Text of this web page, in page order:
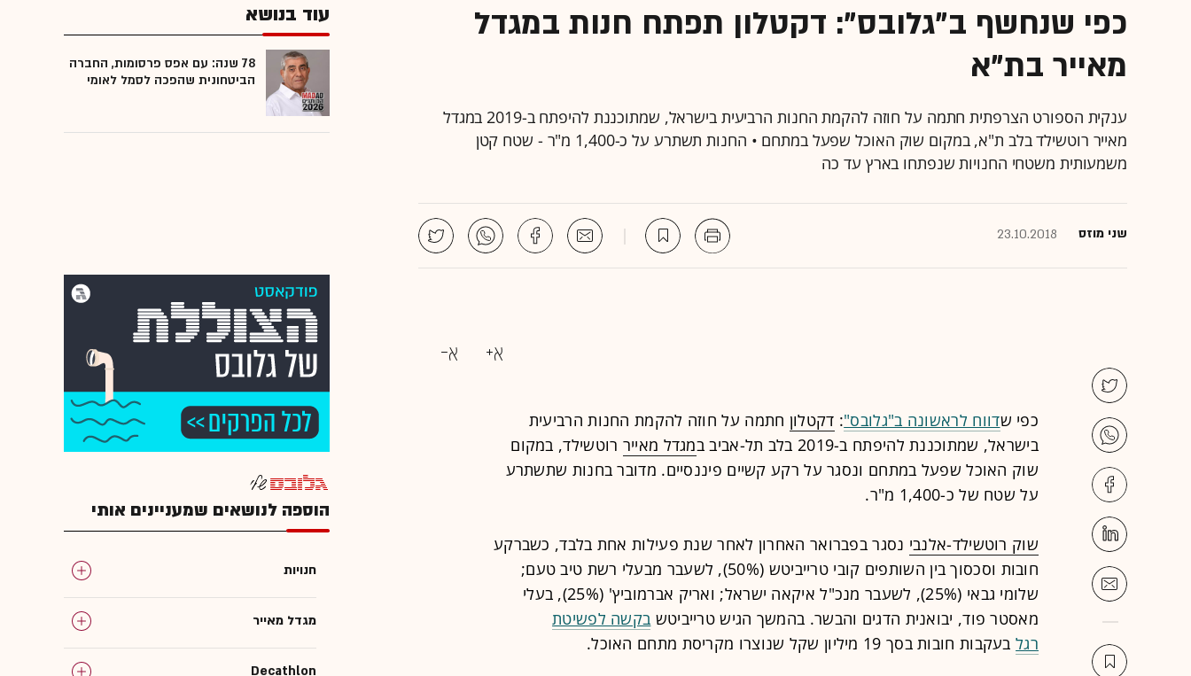
כפי שנחשף ב"גלובס": דקטלון תפתח חנות במגדל
מאייר בת"א
ענקית הספורט הצרפתית חתמה על חוזה להקמת החנות הרביעית בישראל, שמתוכננת להיפתח ב-2019 במגדל
מאייר רוטשילד בלב ת"א, במקום שוק האוכל שפעל במתחם • החנות תשתרע על כ-1,400 מ"ר - שטח קטן
משמעותית משטחי החנויות שנפתחו בארץ עד כה
שני מוזס 23.10.2018
כפי שדווח לראשונה ב"גלובס": דקטלון חתמה על חוזה להקמת החנות הרביעית
בישראל, שמתוכננת להיפתח ב-2019 בלב תל-אביב ב
מגדל מאייר רוטשילד, במקום
שוק האוכל שפעל במתחם ונסגר על רקע קשיים פיננסיים. מדובר בחנות שתשתרע
על שטח של כ-1,400 מ"ר.
שוק רוטשילד-אלנבי נסגר בפברואר האחרון לאחר שנת פעילות אחת בלבד, כשברקע
חובות וסכסוך בין השותפים קובי טרייביטש (50%), לשעבר מבעלי רשת טיב טעם;
שלומי גבאי (25%), לשעבר מנכ"ל איקאה ישראל; ואריק אברמוביץ' (25%), בעלי
מאסטר פוד, יבואנית הדגים והבשר. בהמשך הגיש טרייביטש בקשה לפשיטת
רגלבעקבות חובות בסך 19 מיליון שקל שנוצרו מקריסת מתחם האוכל.
עוד בנושא
78 שנה: עם אפס פרסומות, החברה
הביטחונית שהפכה לסמל לאומי
הוספה לנושאים שמעניינים אותי
חנויות
מגדל מאייר
Decathlon